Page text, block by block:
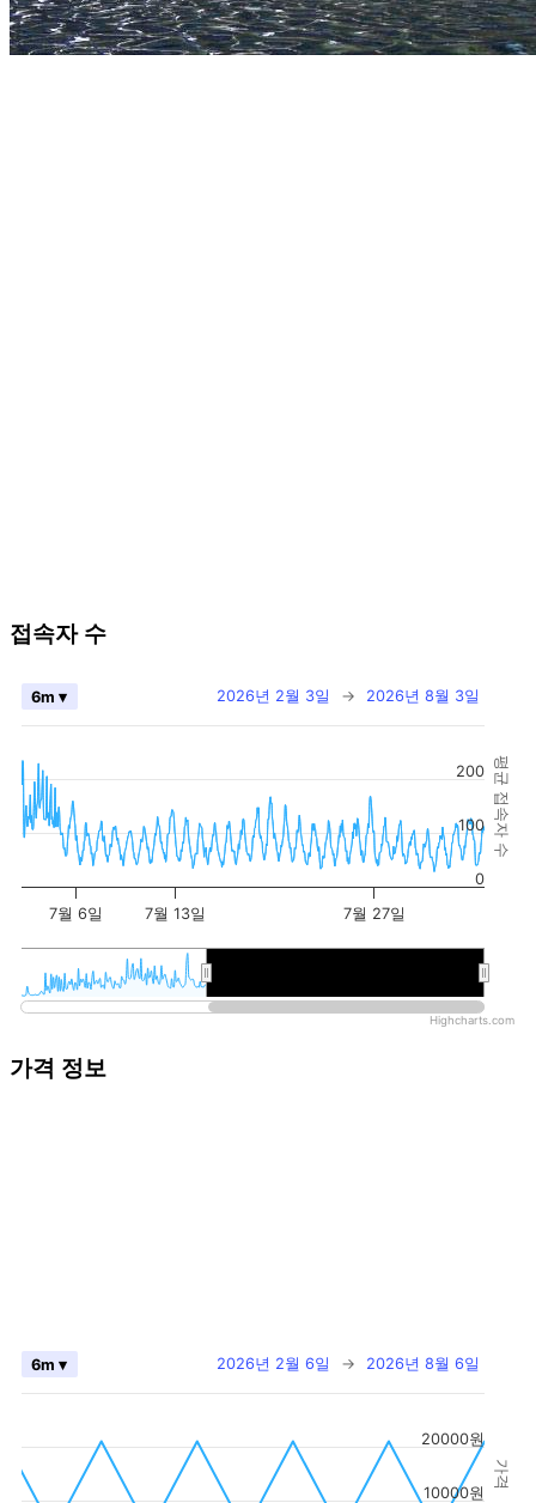
접속자 수
평균 접속자 수
2026년 2월 3일 → 2026년 8월 3일
6m ▾
7월 6일 7월 13일 7월 27일
2026년
2026년
0
100
200
Highcharts.com
가격 정보
가격
2026년 2월 6일 → 2026년 8월 6일
6m ▾
10000원
20000원